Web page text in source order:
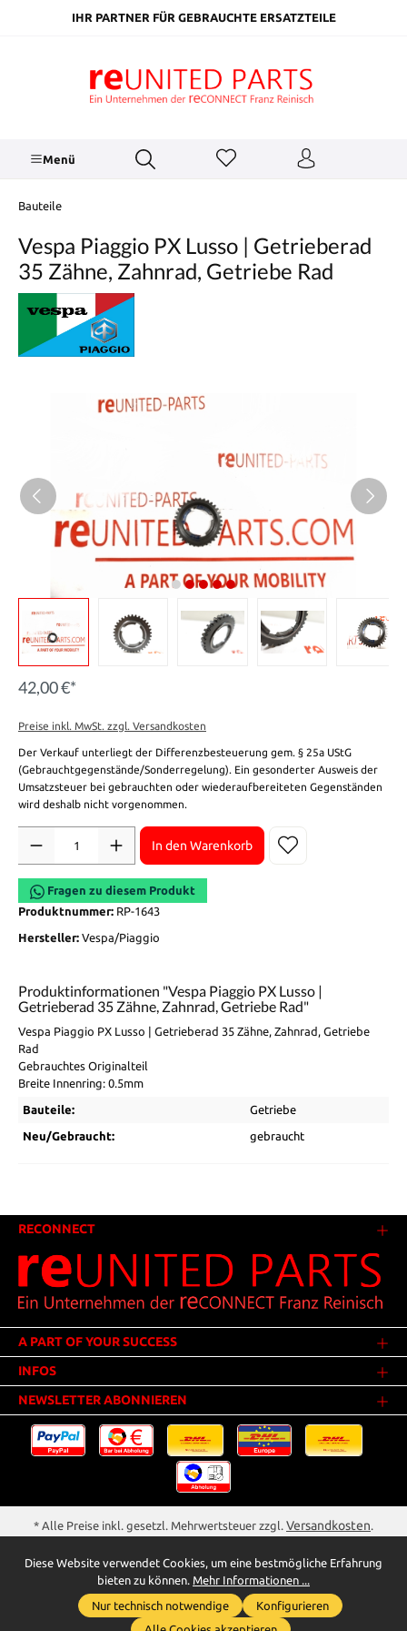
springenIHR PARTNER FÜR GEBRAUCHTE ERSATZTEILE
Menü
Bauteile
Vespa Piaggio PX Lusso | Getrieberad
35 Zähne, Zahnrad, Getriebe Rad
42,00 €*
Preise inkl. MwSt. zzgl. Versandkosten
Der Verkauf unterliegt der Differenzbesteuerung gem. § 25a UStG
(Gebrauchtgegenstände/Sonderregelung). Ein gesonderter Ausweis der
Umsatzsteuer bei gebrauchten oder wiederaufbereiteten Gegenständen
wird deshalb nicht vorgenommen.
In den Warenkorb
Fragen zu diesem Produkt
Produktnummer: RP-1643
Hersteller: Vespa/Piaggio
Produktinformationen "Vespa Piaggio PX Lusso |
Getrieberad 35 Zähne, Zahnrad, Getriebe Rad"
Vespa Piaggio PX Lusso | Getrieberad 35 Zähne, Zahnrad, Getriebe
Rad
Gebrauchtes Originalteil
Breite Innenring: 0.5mm
Bauteile: Getriebe
Neu/Gebraucht: gebraucht
RECONNECT
A PART OF YOUR SUCCESS
INFOS
NEWSLETTER ABONNIEREN
* Alle Preise inkl. gesetzl. Mehrwertsteuer zzgl. Versandkosten.
** Der Verkauf unterliegt der Differenzbesteuerung gem. § 25a UStG
(Gebrauchtgegenstände/Sonderregelung). Ein gesonderter Ausweis der
Umsatzsteuer bei gebrauchten oder wiederaufbereiteten Gegenständen
wird deshalb nicht vorgenommen.Whatsapp für Anfragen
Diese Website verwendet Cookies, um eine bestmögliche Erfahrung
bieten zu können. Mehr Informationen ...
Nur technisch notwendige
Konfigurieren